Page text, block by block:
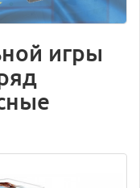
игры